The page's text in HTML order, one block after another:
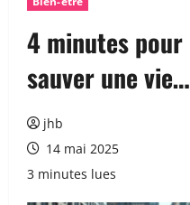
4 minutes pour
sauver une vie…
jhb
14 mai 2025
3 minutes lues